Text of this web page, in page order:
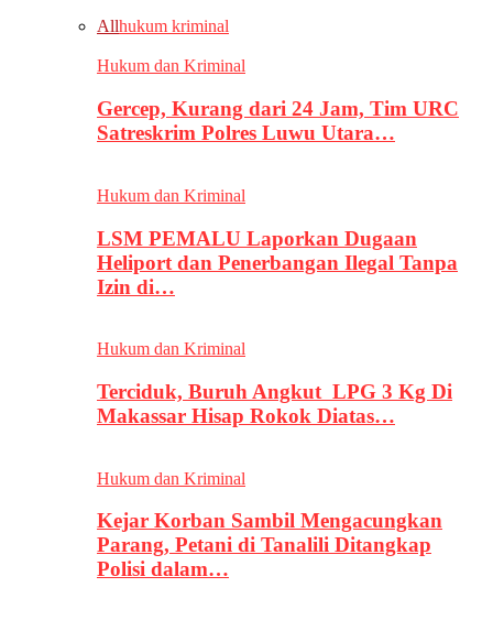
Allhukum kriminal
Hukum dan Kriminal
Gercep, Kurang dari 24 Jam, Tim URC
Satreskrim Polres Luwu Utara…
Hukum dan Kriminal
LSM PEMALU Laporkan Dugaan
Heliport dan Penerbangan Ilegal Tanpa
Izin di…
Hukum dan Kriminal
Terciduk, Buruh Angkut LPG 3 Kg Di
Makassar Hisap Rokok Diatas…
Hukum dan Kriminal
Kejar Korban Sambil Mengacungkan
Parang, Petani di Tanalili Ditangkap
Polisi dalam…